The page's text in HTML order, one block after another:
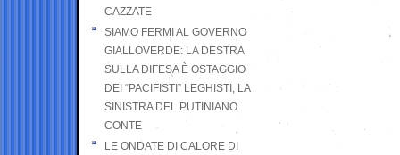
CAZZATE
SIAMO FERMI AL GOVERNO
GIALLOVERDE: LA DESTRA
SULLA DIFESA È OSTAGGIO
DEI “PACIFISTI” LEGHISTI, LA
SINISTRA DEL PUTINIANO
CONTE
LE ONDATE DI CALORE DI